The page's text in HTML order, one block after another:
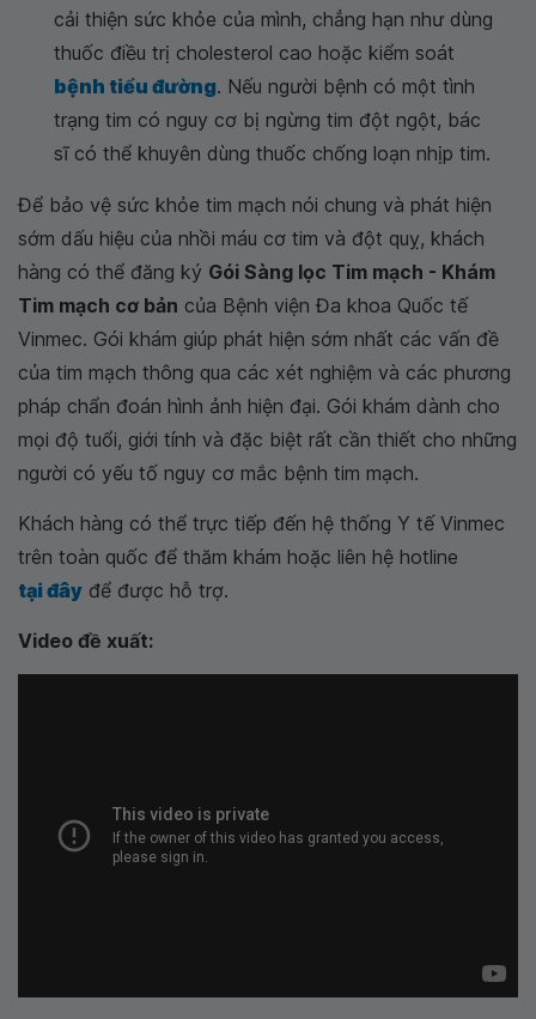
cải thiện sức khỏe của mình, chẳng hạn như dùng
thuốc điều trị cholesterol cao hoặc kiểm soát
bệnh tiểu đường. Nếu người bệnh có một tình
trạng tim có nguy cơ bị ngừng tim đột ngột, bác
sĩ có thể khuyên dùng thuốc chống loạn nhịp tim.
Để bảo vệ sức khỏe tim mạch nói chung và phát hiện
sớm dấu hiệu của nhồi máu cơ tim và đột quỵ, khách
hàng có thể đăng ký Gói Sàng lọc Tim mạch - Khám
Tim mạch cơ bản của Bệnh viện Đa khoa Quốc tế
Vinmec. Gói khám giúp phát hiện sớm nhất các vấn đề
của tim mạch thông qua các xét nghiệm và các phương
pháp chẩn đoán hình ảnh hiện đại. Gói khám dành cho
mọi độ tuổi, giới tính và đặc biệt rất cần thiết cho những
người có yếu tố nguy cơ mắc bệnh tim mạch.
Khách hàng có thể trực tiếp đến hệ thống Y tế Vinmec
trên toàn quốc để thăm khám hoặc liên hệ hotline
tại đây để được hỗ trợ.
Video đề xuất: